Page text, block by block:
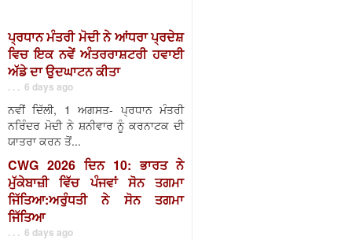
ਪ੍ਰਧਾਨ ਮੰਤਰੀ ਮੋਦੀ ਨੇ ਆਂਧਰਾ ਪ੍ਰਦੇਸ਼
ਵਿਚ ਇਕ ਨਵੇਂ ਅੰਤਰਰਾਸ਼ਟਰੀ ਹਵਾਈ
ਅੱਡੇ ਦਾ ਉਦਘਾਟਨ ਕੀਤਾ
. . . 6 days ago
ਨਵੀਂ ਦਿੱਲੀ, 1 ਅਗਸਤ- ਪ੍ਰਧਾਨ ਮੰਤਰੀ
ਨਰਿੰਦਰ ਮੋਦੀ ਨੇ ਸ਼ਨੀਵਾਰ ਨੂੰ ਕਰਨਾਟਕ ਦੀ
ਯਾਤਰਾ ਕਰਨ ਤੋਂ...
CWG 2026 ਦਿਨ 10: ਭਾਰਤ ਨੇ
ਮੁੱਕੇਬਾਜ਼ੀ ਵਿੱਚ ਪੰਜਵਾਂ ਸੋਨ ਤਗਮਾ
ਜਿੱਤਿਆ:ਅਰੁੰਧਤੀ ਨੇ ਸੋਨ ਤਗਮਾ
ਜਿੱਤਿਆ
. . . 6 days ago